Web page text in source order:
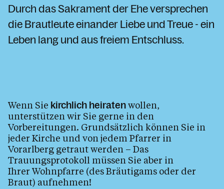
Tod, Beerdigung & Trauer
Kalender
Personen
Durch das Sakrament der Ehe versprechen
die Brautleute einander Liebe und Treue - ein
Leben lang und aus freiem Entschluss.
Wenn Sie kirchlich heiratenwollen,
unterstützen wir Sie gerne in den
Vorbereitungen. Grundsätzlich können Sie in
jeder Kirche und von jedem Pfarrer in
Vorarlberg getraut werden – Das
Trauungsprotokoll müssen Sie aber in
Ihrer Wohnpfarre (des Bräutigams oder der
Braut) aufnehmen!